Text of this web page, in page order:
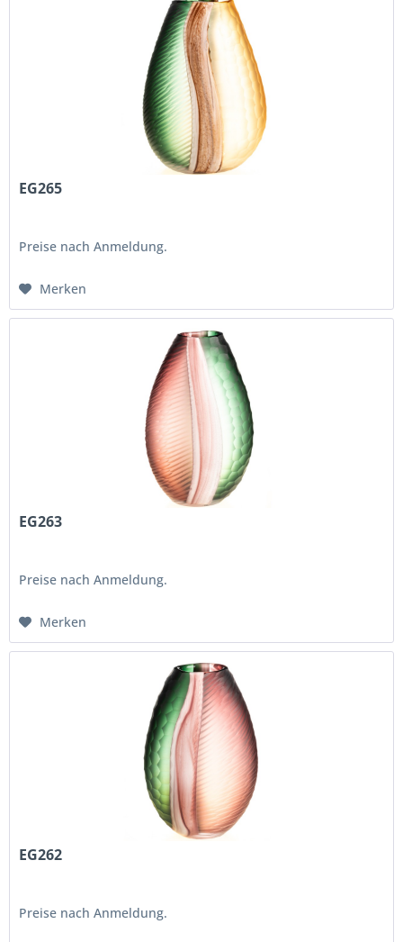
EG265
Preise nach Anmeldung.
Merken
EG263
Preise nach Anmeldung.
Merken
EG262
Preise nach Anmeldung.